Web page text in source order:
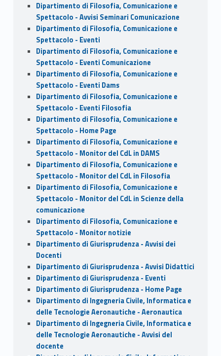
Dipartimento di Filosofia, Comunicazione e
Spettacolo - Avvisi Seminari Comunicazione
Dipartimento di Filosofia, Comunicazione e
Spettacolo - Eventi
Dipartimento di Filosofia, Comunicazione e
Spettacolo - Eventi Comunicazione
Dipartimento di Filosofia, Comunicazione e
Spettacolo - Eventi Dams
Dipartimento di Filosofia, Comunicazione e
Spettacolo - Eventi Filosofia
Dipartimento di Filosofia, Comunicazione e
Spettacolo - Home Page
Dipartimento di Filosofia, Comunicazione e
Spettacolo - Monitor del CdL in DAMS
Dipartimento di Filosofia, Comunicazione e
Spettacolo - Monitor del CdL in Filosofia
Dipartimento di Filosofia, Comunicazione e
Spettacolo - Monitor del CdL in Scienze della
comunicazione
Dipartimento di Filosofia, Comunicazione e
Spettacolo - Monitor notizie
Dipartimento di Giurisprudenza - Avvisi dei
Docenti
Dipartimento di Giurisprudenza - Avvisi Didattici
Dipartimento di Giurisprudenza - Eventi
Dipartimento di Giurisprudenza - Home Page
Dipartimento di Ingegneria Civile, Informatica e
delle Tecnologie Aeronautiche - Aeronautica
Dipartimento di Ingegneria Civile, Informatica e
delle Tecnologie Aeronautiche - Avvisi del
docente